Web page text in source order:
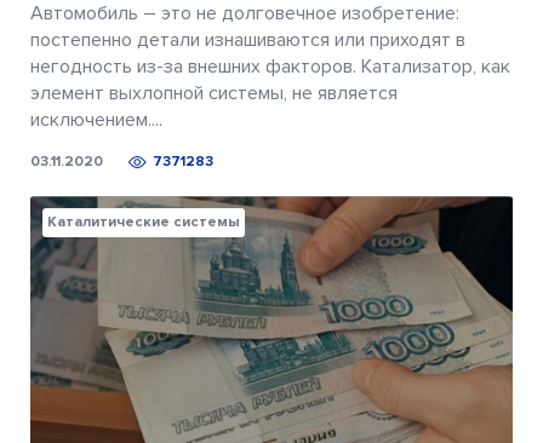
Автомобиль – это не долговечное изобретение:
постепенно детали изнашиваются или приходят в
негодность из-за внешних факторов. Катализатор, как
элемент выхлопной системы, не является
исключением....
03.11.2020 7371283
Каталитические системы